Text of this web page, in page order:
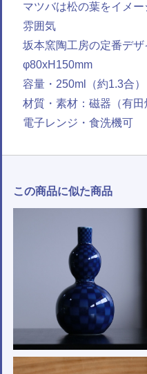
マツバは松の葉をイメ
雰囲気
坂本窯陶工房の定番デザ
φ80xH150mm
容量・250ml（約1.3合）
材質・素材：磁器（有田
電子レンジ・食洗機可
この商品に似た商品